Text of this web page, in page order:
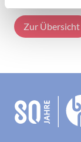
Zur Übersicht